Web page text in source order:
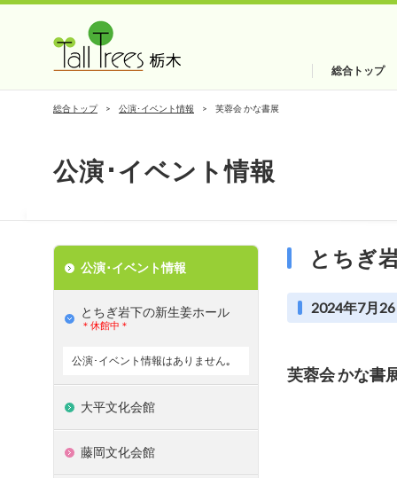
総合トップ
総合トップ 公演･イベント情報 芙蓉会 かな書展
公演･イベント情報
とちぎ
2024年7月
芙蓉会 かな書
公演･イベント情報
とちぎ岩下の新⽣姜ホール
＊休館中＊
公演･イベント情報はありません｡
大平文化会館
藤岡文化会館